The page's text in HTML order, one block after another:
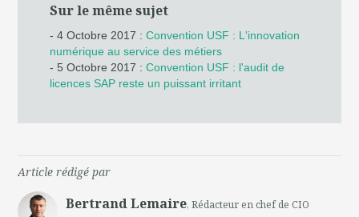
Sur le même sujet
- 4 Octobre 2017 :Convention USF : L'innovation
numérique au service des métiers
- 5 Octobre 2017 :Convention USF : l'audit de
licences SAP reste un puissant irritant
Article rédigé par
Bertrand Lemaire, Rédacteur en chef de CIO